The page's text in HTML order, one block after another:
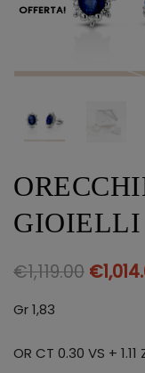
OFFERTA!
GIOIELLI
€1,119.00 €
Gr 1,83
OR CT 0.30 VS + 1.11